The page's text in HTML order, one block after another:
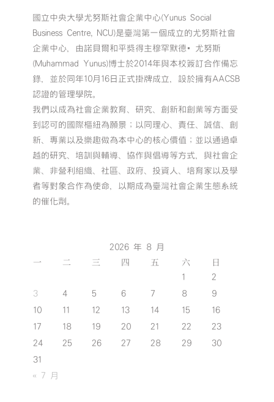
國立中央大學尤努斯社會企業中心(Yunus Social
Business Centre, NCU)是臺灣第一個成立的尤努斯社會
企業中心，由諾貝爾和平獎得主穆罕默德•尤努斯
(Muhammad Yunus)博士於2014年與本校簽訂合作備忘
錄，並於同年10月16日正式掛牌成立，設於擁有AACSB
認證的管理學院。
我們以成為社會企業教育、研究、創新和創業等方面受
到認可的國際樞紐為願景；以同理心、責任、誠信、創
新、專業以及樂趣做為本中心的核心價值；並以通過卓
越的研究、培訓與輔導、協作與倡導等方式，與社會企
業、非營利組織、社區、政府、投資人、培育家以及學
者等對象合作為使命，以期成為臺灣社會企業生態系統
的催化劑。
2026 年 8 月
一 二 三 四 五 六 日
1
2
3
4 5 6 7 8
9
10
11 12 13 14 15
16
17
18 19 20 21 22
23
24
25 26 27 28 29
30
31
« 7 月